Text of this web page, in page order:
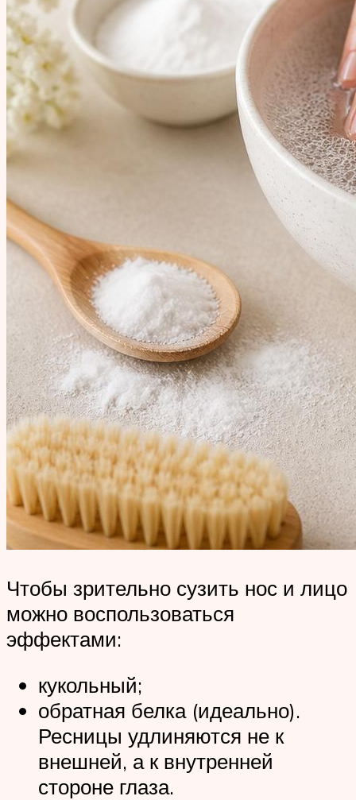
Чтобы зрительно сузить нос и лицо
можно воспользоваться
эффектами:
кукольный;
обратная белка (идеально).
Ресницы удлиняются не к
внешней, а к внутренней
стороне глаза.